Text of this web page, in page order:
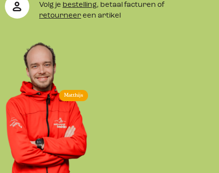
Matthijs
Volg je bestelling, betaal facturen of
retourneer een artikel